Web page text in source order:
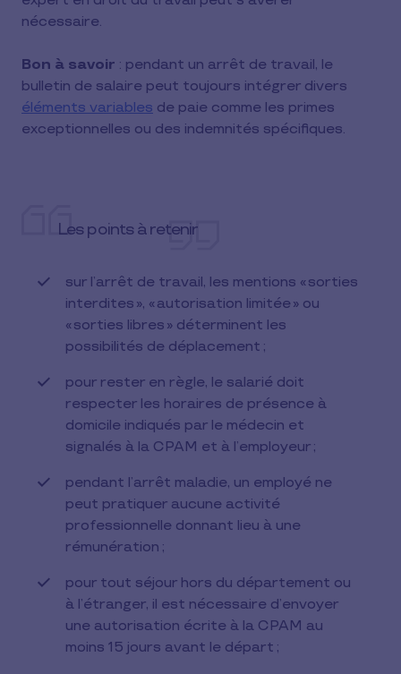
nécessaire.
Bon à savoir : pendant un arrêt de travail, le
bulletin de salaire peut toujours intégrer divers
éléments variables de paie comme les primes
exceptionnelles ou des indemnités spécifiques.
Les points à retenir
sur l’arrêt de travail, les mentions « sorties
interdites », « autorisation limitée » ou
« sorties libres » déterminent les
possibilités de déplacement ;
pour rester en règle, le salarié doit
respecter les horaires de présence à
domicile indiqués par le médecin et
signalés à la CPAM et à l’employeur ;
pendant l’arrêt maladie, un employé ne
peut pratiquer aucune activité
professionnelle donnant lieu à une
rémunération ;
pour tout séjour hors du département ou
à l’étranger, il est nécessaire d’envoyer
une autorisation écrite à la CPAM au
moins 15 jours avant le départ ;